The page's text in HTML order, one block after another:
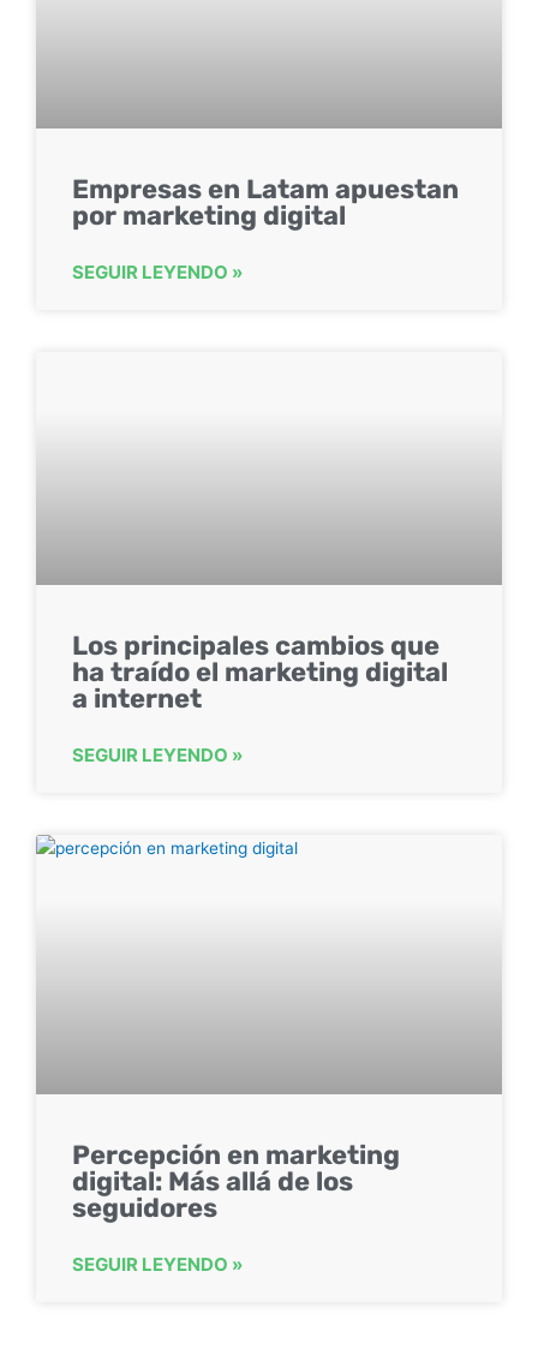
Empresas en Latam apuestan
por marketing digital
SEGUIR LEYENDO »
Los principales cambios que
ha traído el marketing digital
a internet
SEGUIR LEYENDO »
Percepción en marketing
digital: Más allá de los
seguidores
SEGUIR LEYENDO »